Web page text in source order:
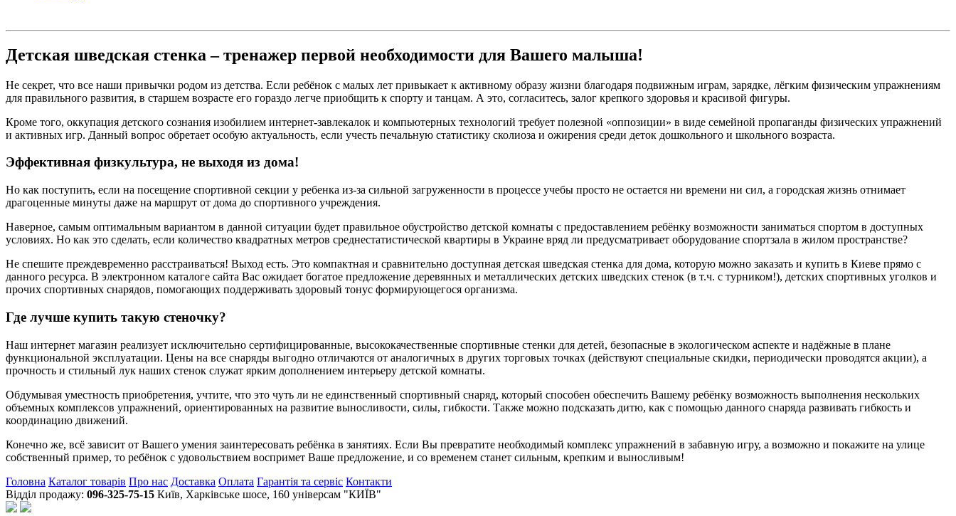
Детская шведская стенка – тренажер первой необходимости для Вашего малыша!
Не секрет, что все наши привычки родом из детства. Если ребёнок с малых лет привыкает к активному образу жизни благодаря подвижным играм, зарядке, лёгким физическим упражнениям
для правильного развития, в старшем возрасте его гораздо легче приобщить к спорту и танцам. А это, согласитесь, залог крепкого здоровья и красивой фигуры.
Кроме того, оккупация детского сознания изобилием интернет-завлекалок и компьютерных технологий требует полезной «оппозиции» в виде семейной пропаганды физических упражнений
и активных игр. Данный вопрос обретает особую актуальность, если учесть печальную статистику сколиоза и ожирения среди деток дошкольного и школьного возраста.
Эффективная физкультура, не выходя из дома!
Но как поступить, если на посещение спортивной секции у ребенка из-за сильной загруженности в процессе учебы просто не остается ни времени ни сил, а городская жизнь отнимает
драгоценные минуты даже на маршрут от дома до спортивного учреждения.
Наверное, самым оптимальным вариантом в данной ситуации будет правильное обустройство детской комнаты с предоставлением ребёнку возможности заниматься спортом в доступных
условиях. Но как это сделать, если количество квадратных метров среднестатистической квартиры в Украине вряд ли предусматривает оборудование спортзала в жилом пространстве?
Не спешите преждевременно расстраиваться! Выход есть. Это компактная и сравнительно доступная детская шведская стенка для дома, которую можно заказать и купить в Киеве прямо с
данного ресурса. В электронном каталоге сайта Вас ожидает богатое предложение деревянных и металлических детских шведских стенок (в т.ч. с турником!), детских спортивных уголков и
прочих спортивных снарядов, помогающих поддерживать здоровый тонус формирующегося организма.
Где лучше купить такую стеночку?
Наш интернет магазин реализует исключительно сертифицированные, высококачественные спортивные стенки для детей, безопасные в экологическом аспекте и надёжные в плане
функциональной эксплуатации. Цены на все снаряды выгодно отличаются от аналогичных в других торговых точках (действуют специальные скидки, периодически проводятся акции), а
прочность и стильный лук наших стенок служат ярким дополнением интерьеру детской комнаты.
Обдумывая уместность приобретения, учтите, что это чуть ли не единственный спортивный снаряд, который способен обеспечить Вашему ребёнку возможность выполнения нескольких
объемных комплексов упражнений, ориентированных на развитие выносливости, силы, гибкости. Также можно подсказать дитю, как с помощью данного снаряда развивать гибкость и
координацию движений.
Конечно же, всё зависит от Вашего умения заинтересовать ребёнка в занятиях. Если Вы превратите необходимый комплекс упражнений в забавную игру, а возможно и покажите на улице
собственный пример, то ребёнок с удовольствием воспримет Ваше предложение, и со временем станет сильным, крепким и выносливым!
Головна Каталог товарів Про нас Доставка Оплата Гарантія та сервіс Контакти
Відділ продажу: 096-325-75-15 Київ, Харківське шосе, 160 універсам "КИЇВ"